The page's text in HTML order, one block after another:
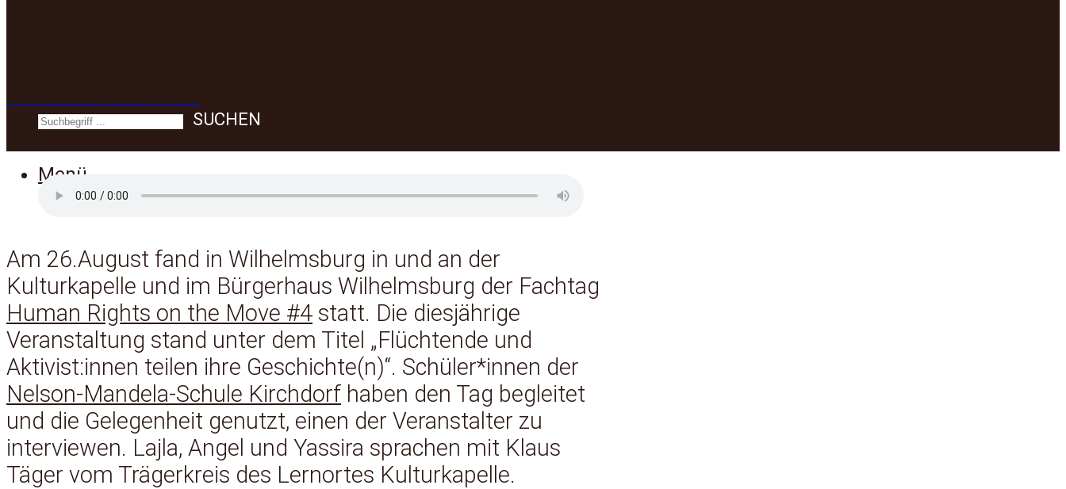
SUCHEN
Menü
Am 26.August fand in Wilhelmsburg in und an der
Kulturkapelle und im Bürgerhaus Wilhelmsburg der Fachtag
Human Rights on the Move #4 statt. Die diesjährige
Veranstaltung stand unter dem Titel „Flüchtende und
Aktivist:innen teilen ihre Geschichte(n)“. Schüler*innen der
Nelson-Mandela-Schule Kirchdorf haben den Tag begleitet
und die Gelegenheit genutzt, einen der Veranstalter zu
interviewen. Lajla, Angel und Yassira sprachen mit Klaus
Täger vom Trägerkreis des Lernortes Kulturkapelle.